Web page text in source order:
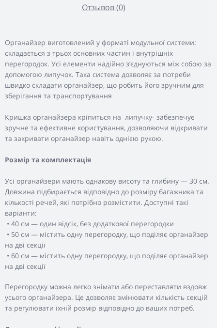
Отзывов (0)
Органайзер виготовлений у форматі модульної системи:
складається з трьох основних частин і внутрішніх
перегородок. Усі елементи надійно з’єднуються між собою за
допомогою липучок. Така система дозволяє за потреби
швидко складати органайзер, що робить його зручним для
зберігання та транспортування
Кришка органайзера кріпиться на липучку- забезпечує
зручне та ефективне користування, дозволяючи відкривати
та закривати органайзер навіть однією рукою.
Розмір та комплектація
Усі органайзери мають однакову висоту та глибину — 30 см.
Довжина підбирається відповідно до розміру багажника та
кількості речей, які потрібно розмістити. Доступні такі
варіанти:
• 40 см — один відсік, без додаткової перегородки
• 50 см — містить одну перегородку, що поділяє органайзер
на дві секції
• 60 см — містить одну перегородку, що поділяє органайзер
на дві секції
Перегородку можна легко знімати або переставляти вздовж
усього органайзера. Це дозволяє змінювати кількість секцій
та регулювати їхній розмір відповідно до ваших потреб.